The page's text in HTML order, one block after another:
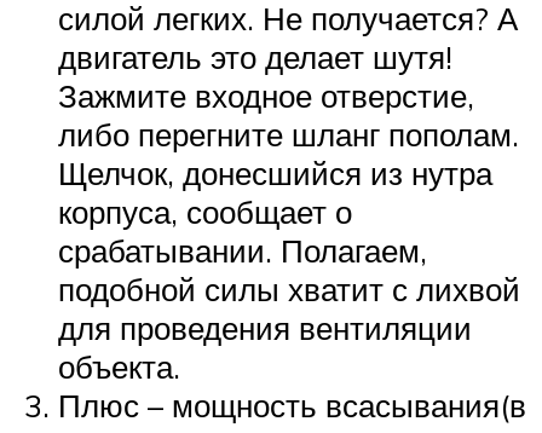
силой легких. Не получается? А
двигатель это делает шутя!
Зажмите входное отверстие,
либо перегните шланг пополам.
Щелчок, донесшийся из нутра
корпуса, сообщает о
срабатывании. Полагаем,
подобной силы хватит с лихвой
для проведения вентиляции
объекта.
Плюс – мощность всасывания(в